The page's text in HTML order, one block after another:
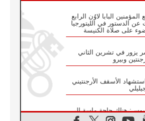
البابا لاوُن الرابع
الدستور في الليتورجيا
على صلاة الكنيسة
يزور في تشرين الثاني
الأسقف الأرجنتيني
هناك حاجة ماسة إلى
بناء الجسور